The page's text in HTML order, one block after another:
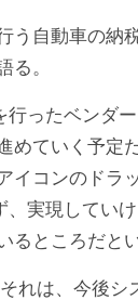
う自動車の納
。
行ったベンダ
めていく予定
イコンのドラ
、実現してい
ところだとい
れは、今後